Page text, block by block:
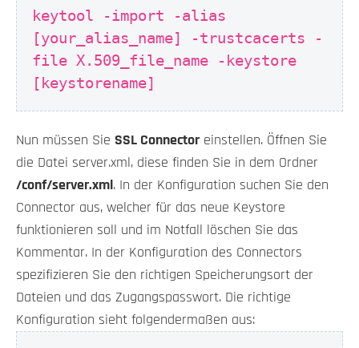
keytool -import -alias
[your_alias_name] -trustcacerts -
file X.509_file_name -keystore
[keystorename]
Nun müssen Sie SSL Connector einstellen. Öffnen Sie
die Datei server.xml, diese finden Sie in dem Ordner
/conf/server.xml . In der Konfiguration suchen Sie den
Connector aus, welcher für das neue Keystore
funktionieren soll und im Notfall löschen Sie das
Kommentar. In der Konfiguration des Connectors
spezifizieren Sie den richtigen Speicherungsort der
Dateien und das Zugangspasswort. Die richtige
Konfiguration sieht folgendermaßen aus: